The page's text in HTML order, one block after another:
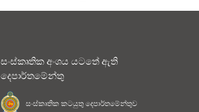
සංස්කෘතික අංශය යටතේ ඇති
දෙපාර්තමේන්තු
සංස්කෘතික කටයුතු දෙපාර්තමේන්තුව